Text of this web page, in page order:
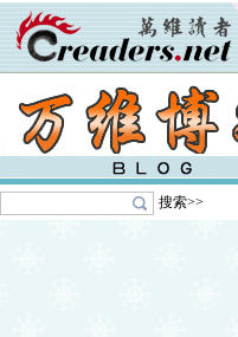
搜索>>